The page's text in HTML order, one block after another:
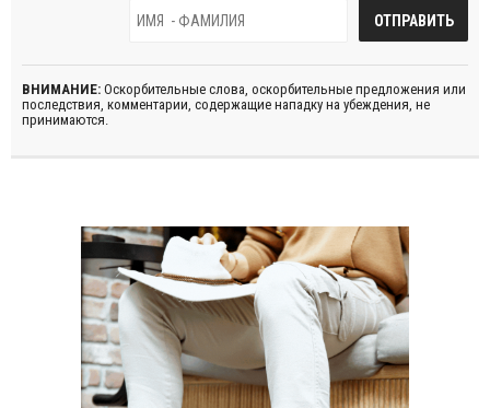
ВНИМАНИЕ: Оскорбительные слова, оскорбительные предложения или
последствия, комментарии, содержащие нападку на убеждения, не
принимаются.